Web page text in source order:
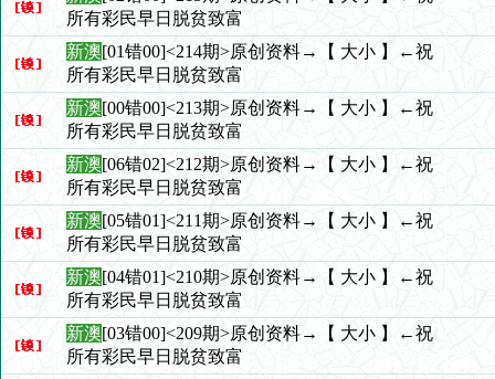
所有彩民早日脱贫致富
新澳[01错00]<214期>原创资料→【 大小 】←祝
所有彩民早日脱贫致富
新澳[00错00]<213期>原创资料→【 大小 】←祝
所有彩民早日脱贫致富
新澳[06错02]<212期>原创资料→【 大小 】←祝
所有彩民早日脱贫致富
新澳[05错01]<211期>原创资料→【 大小 】←祝
所有彩民早日脱贫致富
新澳[04错01]<210期>原创资料→【 大小 】←祝
所有彩民早日脱贫致富
新澳[03错00]<209期>原创资料→【 大小 】←祝
所有彩民早日脱贫致富